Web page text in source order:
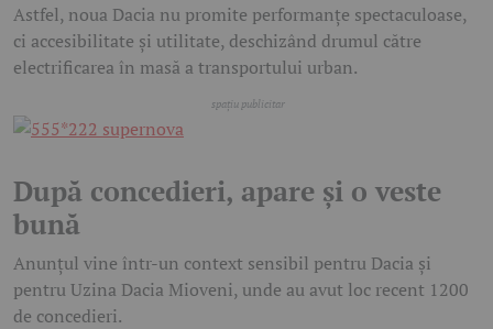
Astfel, noua Dacia nu promite performanțe spectaculoase,
ci accesibilitate și utilitate, deschizând drumul către
electrificarea în masă a transportului urban.
După concedieri, apare și o veste
bună
Anunțul vine într-un context sensibil pentru Dacia și
pentru Uzina Dacia Mioveni, unde au avut loc recent 1200
de concedieri.